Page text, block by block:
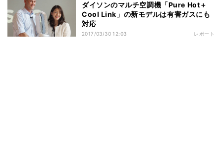
ダイソンのマルチ空調機「Pure Hot＋
Cool Link」の新モデルは有害ガスにも
対応
2017/03/30 12:03 レポート